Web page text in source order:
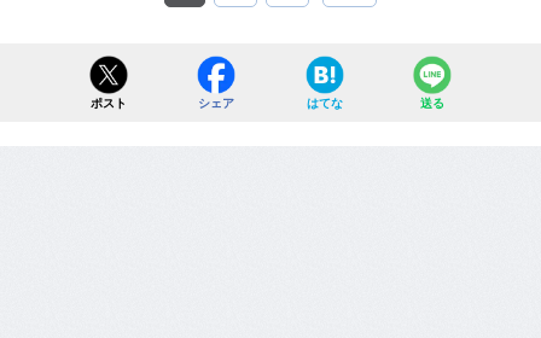
ポスト シェア はてな 送る